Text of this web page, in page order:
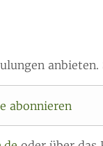
anbieten.
abonnieren